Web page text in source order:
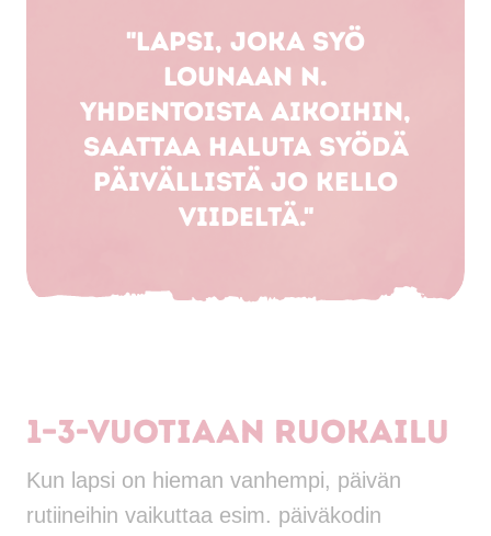
"Lapsi, joka syö
lounaan n.
yhdentoista aikoihin,
saattaa haluta syödä
päivällistä jo kello
viideltä."
1–3-vuotiaan ruokailu
Kun lapsi on hieman vanhempi, päivän
rutiineihin vaikuttaa esim. päiväkodin